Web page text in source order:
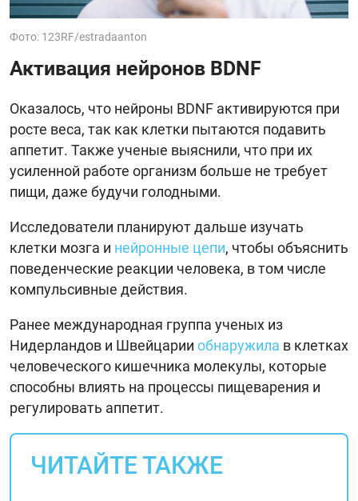
Фото: 123RF/estradaanton
Активация нейронов BDNF
Оказалось, что нейроны BDNF активируются при
росте веса, так как клетки пытаются подавить
аппетит. Также ученые выяснили, что при их
усиленной работе организм больше не требует
пищи, даже будучи голодными.
Исследователи планируют дальше изучать
клетки мозга и нейронные цепи, чтобы объяснить
поведенческие реакции человека, в том числе
компульсивные действия.
Ранее международная группа ученых из
Нидерландов и Швейцарии обнаружила в клетках
человеческого кишечника молекулы, которые
способны влиять на процессы пищеварения и
регулировать аппетит.
ЧИТАЙТЕ ТАКЖЕ